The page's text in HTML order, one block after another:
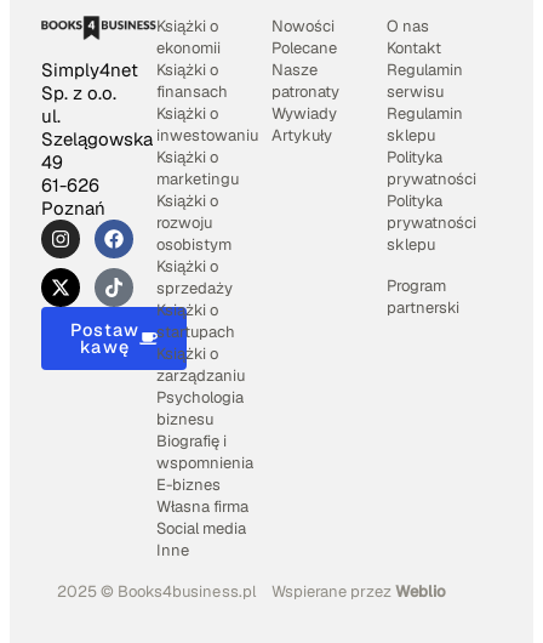
Simply4net
Sp. z o.o.
ul.
Szelągowska
49
61-626
Poznań
Postaw
kawę
Książki o
ekonomii
Książki o
finansach
Książki o
inwestowaniu
Książki o
marketingu
Książki o
rozwoju
osobistym
Książki o
sprzedaży
Książki o
startupach
Książki o
zarządzaniu
Psychologia
biznesu
Biografię i
wspomnienia
E-biznes
Własna firma
Social media
Inne
Nowości
Polecane
Nasze
patronaty
Wywiady
Artykuły
O nas
Kontakt
Regulamin
serwisu
Regulamin
sklepu
Polityka
prywatności
Polityka
prywatności
sklepu
Program
partnerski
2025 © Books4business.pl Wspierane przezWeblio